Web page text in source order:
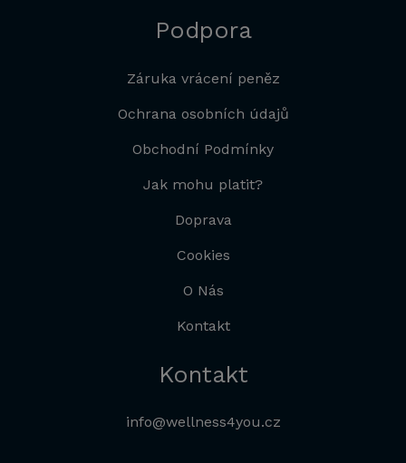
Podpora
Záruka vrácení peněz
Ochrana osobních údajů
Obchodní Podmínky
Jak mohu platit?
Doprava
Cookies
O Nás
Kontakt
Kontakt
info@wellness4you.cz